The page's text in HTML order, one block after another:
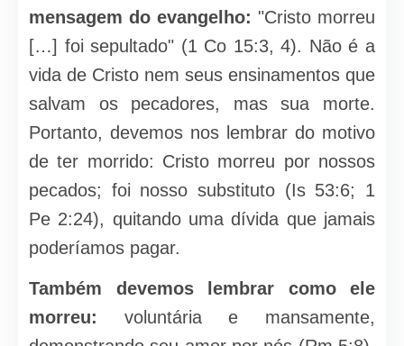
mensagem do evangelho: "Cristo morreu
[…] foi sepultado" (1 Co 15:3, 4). Não é a
vida de Cristo nem seus ensinamentos que
salvam os pecadores, mas sua morte.
Portanto, devemos nos lembrar do motivo
de ter morrido: Cristo morreu por nossos
pecados; foi nosso substituto (Is 53:6; 1
Pe 2:24), quitando uma dívida que jamais
poderíamos pagar.
Também devemos lembrar como ele
morreu: voluntária e mansamente,